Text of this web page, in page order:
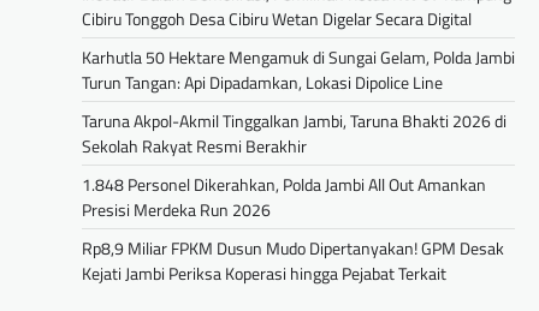
Cibiru Tonggoh Desa Cibiru Wetan Digelar Secara Digital
Karhutla 50 Hektare Mengamuk di Sungai Gelam, Polda Jambi
Turun Tangan: Api Dipadamkan, Lokasi Dipolice Line
Taruna Akpol-Akmil Tinggalkan Jambi, Taruna Bhakti 2026 di
Sekolah Rakyat Resmi Berakhir
1.848 Personel Dikerahkan, Polda Jambi All Out Amankan
Presisi Merdeka Run 2026
Rp8,9 Miliar FPKM Dusun Mudo Dipertanyakan! GPM Desak
Kejati Jambi Periksa Koperasi hingga Pejabat Terkait